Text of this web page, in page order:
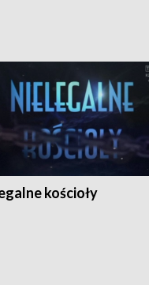
kościoły